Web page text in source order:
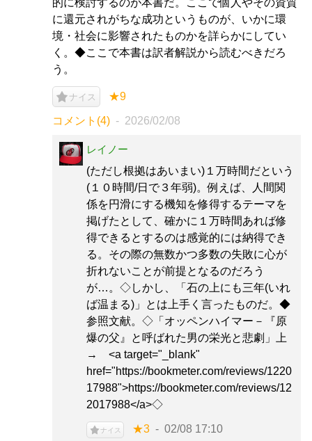
的に検討するのが本書だ。ここで個人やその資質
に還元されがちな成功というものが、いかに環
境・社会に影響されたものかを詳らかにしてい
く。◆ここで本書は訳者解説から読むべきだろ
う。
ナイス ★9
コメント(4) 2026/02/08
レイノー
(ただし根拠はあいまい)１万時間だという
(１０時間/日で３年弱)。例えば、人間関
係を円滑にする機知を修得するテーマを
掲げたとして、確かに１万時間あれば修
得できるとするのは感覚的には納得でき
る。その際の無数かつ多数の失敗に心が
折れないことが前提となるのだろう
が…。◇しかし、「石の上にも三年(いれ
ば温まる)」とは上手く言ったものだ。◆
参照文献。◇「オッペンハイマー－『原
爆の父』と呼ばれた男の栄光と悲劇」上
→ <a target="_blank"
href="https://bookmeter.com/reviews/1220
17988">https://bookmeter.com/reviews/12
2017988</a>◇
ナイス ★3 02/08 17:10